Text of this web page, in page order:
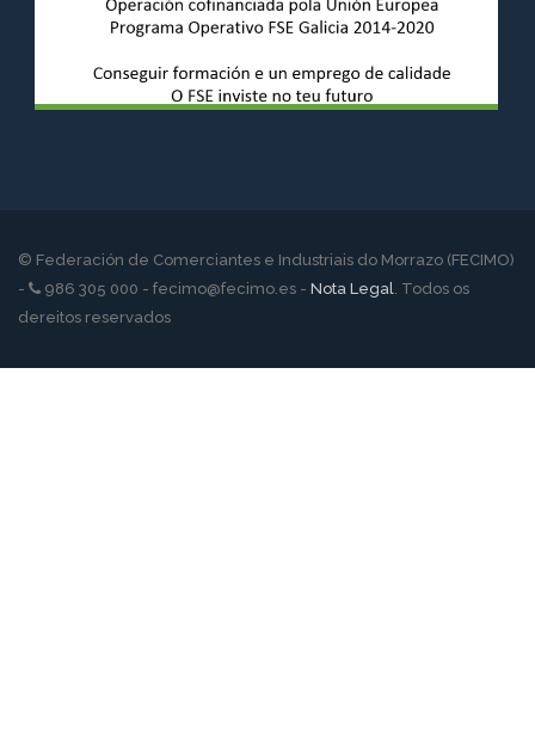
© Federación de Comerciantes e Industriais do Morrazo (FECIMO)
-
986 305 000 - fecimo@fecimo.es - Nota Legal . Todos os
dereitos reservados